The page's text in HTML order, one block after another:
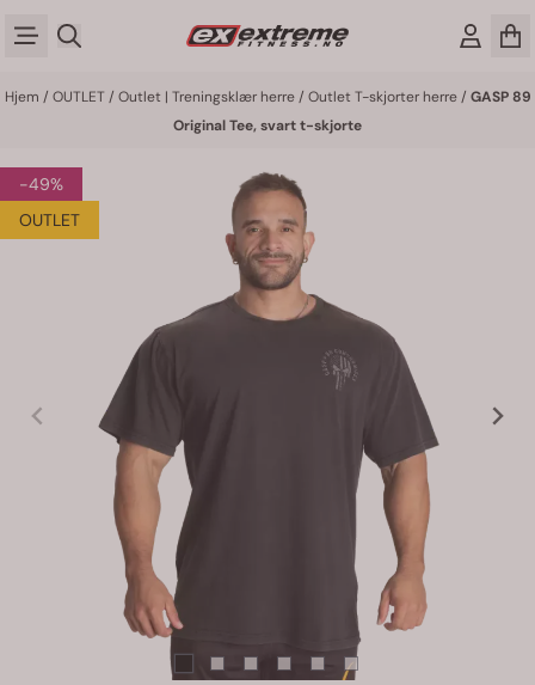
Hopp til innhold
Hjem / OUTLET / Outlet | Treningsklær herre/ Outlet T-skjorter herre/ GASP 89
Original Tee, svart t-skjorte
-49%
OUTLET